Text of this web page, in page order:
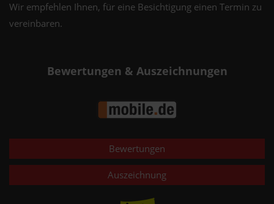
Wir empfehlen Ihnen, für eine Besichtigung einen Termin zu
vereinbaren.
Bewertungen & Auszeichnungen
Bewertungen
Auszeichnung